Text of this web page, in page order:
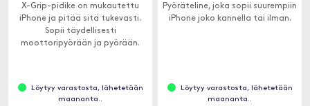
X-Grip-pidike on mukautettu
iPhone ja pitää sitä tukevasti.
Sopii täydellisesti
moottoripyörään ja pyörään.
Löytyy varastosta, lähetetään
maananta..
Pyöräteline, joka sopii suurempiin
iPhone joko kannella tai ilman.
Löytyy varastosta, lähetetään
maananta..